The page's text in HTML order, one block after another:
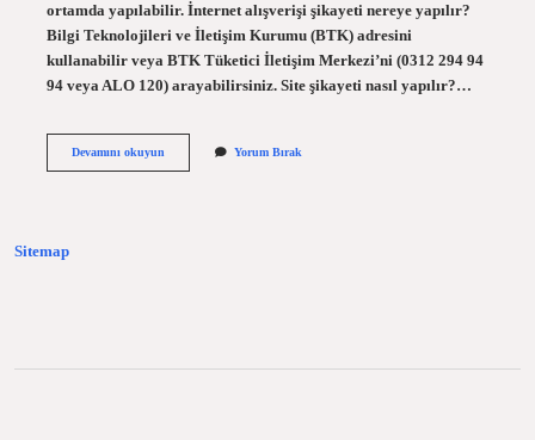
ortamda yapılabilir. İnternet alışverişi şikayeti nereye yapılır?
Bilgi Teknolojileri ve İletişim Kurumu (BTK) adresini
kullanabilir veya BTK Tüketici İletişim Merkezi’ni (0312 294 94
94 veya ALO 120) arayabilirsiniz. Site şikayeti nasıl yapılır?…
Devamını okuyunHepsiburada Yorum Bırak
Sitemap